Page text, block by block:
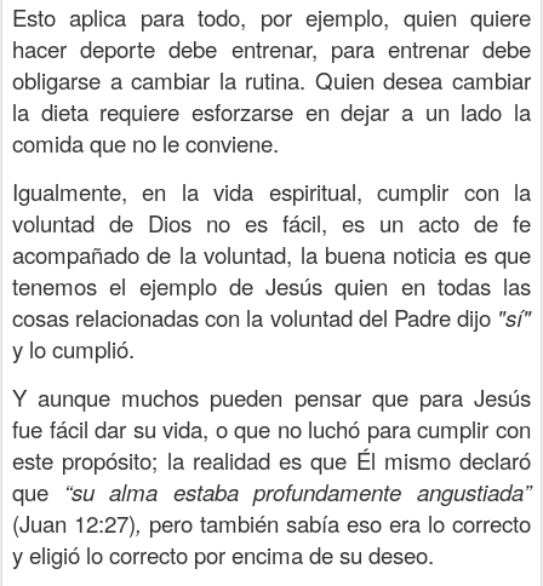
Esto aplica para todo, por ejemplo, quien quiere
hacer deporte debe entrenar, para entrenar debe
obligarse a cambiar la rutina. Quien desea cambiar
la dieta requiere esforzarse en dejar a un lado la
comida que no le conviene.
Igualmente, en la vida espiritual, cumplir con la
voluntad de Dios no es fácil, es un acto de fe
acompañado de la voluntad, la buena noticia es que
tenemos el ejemplo de Jesús quien en todas las
cosas relacionadas con la voluntad del Padre dijo "sí"
y lo cumplió.
Y aunque muchos pueden pensar que para Jesús
fue fácil dar su vida, o que no luchó para cumplir con
este propósito; la realidad es que Él mismo declaró
que “su alma estaba profundamente angustiada”
(Juan 12:27), pero también sabía eso era lo correcto
y eligió lo correcto por encima de su deseo.